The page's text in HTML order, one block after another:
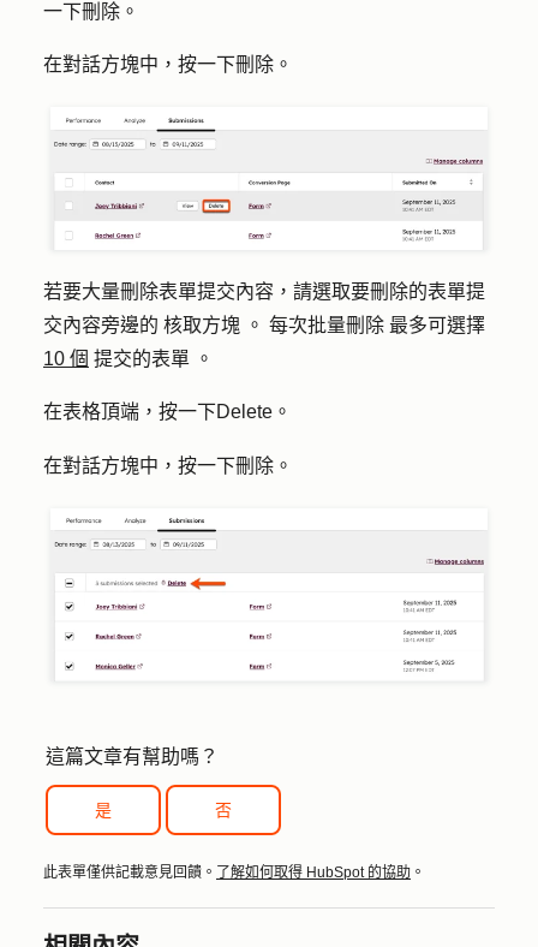
一下刪除 。
在對話方塊中，按一下刪除 。
若要大量刪除表單提交內容，請選取要刪除的表單提
交內容旁邊的 核取方塊 。 每次批量刪除 最多可選擇
10 個 提交的表單 。
在表格頂端，按一下Delete 。
在對話方塊中，按一下刪除 。
這篇文章有幫助嗎？
是 否
此表單僅供記載意見回饋。 了解如何取得 HubSpot 的協助 。